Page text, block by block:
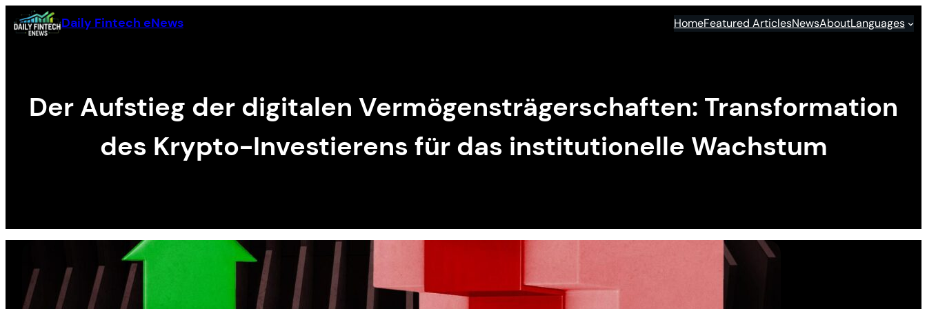
Skip
to
Daily Fintech eNews HomeFeatured ArticlesNewsAboutLanguages
Der Aufstieg der digitalen Vermögensträgerschaften: Transformation
des Krypto-Investierens für das institutionelle Wachstum